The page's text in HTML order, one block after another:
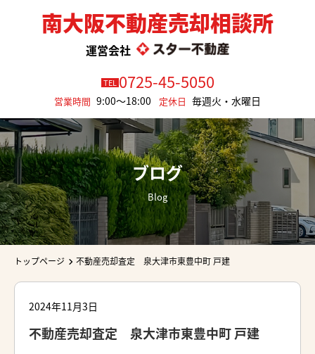
南大阪不動産売却相談所
運営会社
TEL0725-45-5050
営業時間 9:00～18:00 定休日 毎週火・水曜日
ブログ
Blog
トップページ 不動産売却査定 泉大津市東豊中町 戸建
2024年11月3日
不動産売却査定 泉大津市東豊中町 戸建